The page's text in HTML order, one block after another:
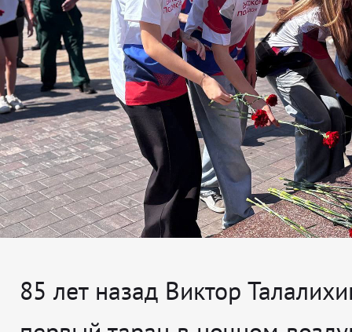
85 лет назад Виктор